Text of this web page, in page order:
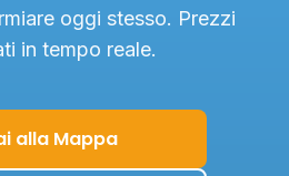
oggi stesso. Prezzi
in tempo reale.
alla Mappa